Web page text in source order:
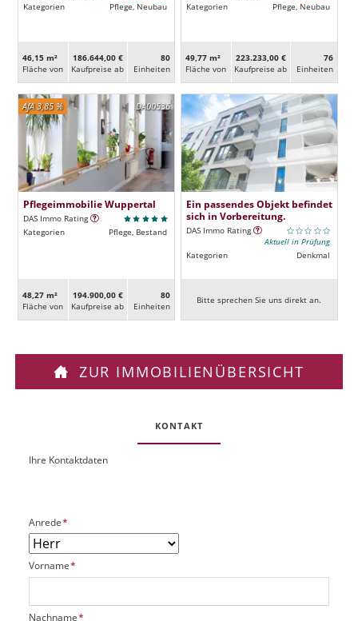
Kategorien
Pflege, Neubau
46,15 m²
Fläche von
186.644,00 €
Kaufpreise ab
80
Ein­heiten
Kategorien
Pflege, Neubau
49,77 m²
Fläche von
223.233,00 €
Kaufpreise ab
76
Ein­heiten
DA00536
AfA 3,85 %
Pflegeimmobilie Wuppertal
DAS Immo Rating
Kategorien
Pflege, Bestand
48,27 m²
Fläche von
194.900,00 €
Kaufpreise ab
80
Ein­heiten
Ein passendes Objekt befindet
sich in Vorbereitung.
DAS Immo Rating
Aktuell in Prüfung
Kategorien
Denkmal
Bitte sprechen Sie uns direkt an.
ZUR IMMOBILIENÜBERSICHT
KONTAKT
O
k
P
t
UIhre Kontaktdaten
P
f
l
i
c
t
Anrede*
P
f
i
Vorname*
P
Nachname*